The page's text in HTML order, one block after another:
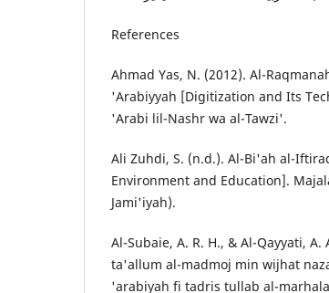
References
Ahmad Yas, N. (2012). Al-
'Arabiyyah [Digitization and Its
'Arabi lil-Nashr wa al-Tawzi'.
Ali Zuhdi, S. (n.d.). Al-Bi'ah al-
Environment and Education].
Jami'iyah).
Al-Subaie, A. R. H., & Al-Qayyati,
ta'allum al-madmoj min wijhat
'arabiyah fi tadris tullab al-